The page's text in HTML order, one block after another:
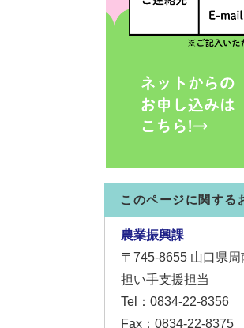
このページに関する
農業振興課
〒745-8655 山口県
担い手支援担当
Tel：0834-22-8356
Fax：0834-22-8375